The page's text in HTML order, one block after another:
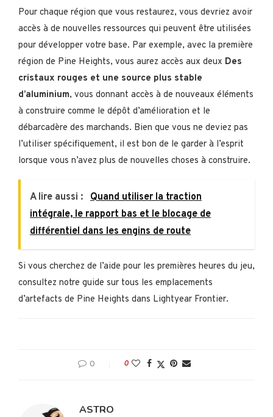
Pour chaque région que vous restaurez, vous devriez avoir
accès à de nouvelles ressources qui peuvent être utilisées
pour développer votre base. Par exemple, avec la première
région de Pine Heights, vous aurez accès aux deux Des
cristaux rouges et une source plus stable
d’aluminium, vous donnant accès à de nouveaux éléments
à construire comme le dépôt d’amélioration et le
débarcadère des marchands. Bien que vous ne deviez pas
l’utiliser spécifiquement, il est bon de le garder à l’esprit
lorsque vous n’avez plus de nouvelles choses à construire.
A lire aussi :
Quand utiliser la traction
intégrale, le rapport bas et le blocage de
différentiel dans les engins de route
Si vous cherchez de l’aide pour les premières heures du jeu,
consultez notre guide sur tous les emplacements
d’artefacts de Pine Heights dans Lightyear Frontier.
0 0
ASTRO